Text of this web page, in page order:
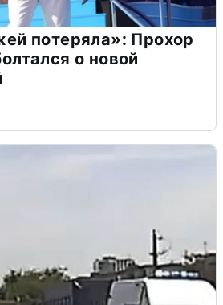
потеряла»: Прохор
о новой